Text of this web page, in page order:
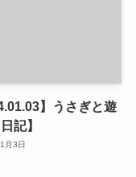
】うさぎと遊
記】
月3日